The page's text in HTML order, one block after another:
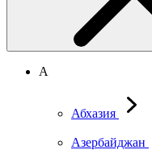
А
Абхазия
Азербайджан